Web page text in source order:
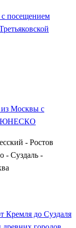
с его
старинный
Новгород
другие
для
северо-западную
посещением
из Москвы с
ЮНЕСКО
- Ростов
- Суздаль -
Кремля до Суздаля